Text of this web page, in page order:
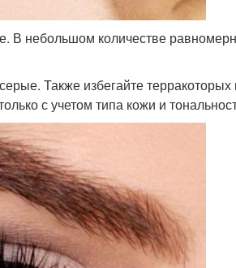
В небольшом количестве
Также избегайте
с учетом типа кожи и